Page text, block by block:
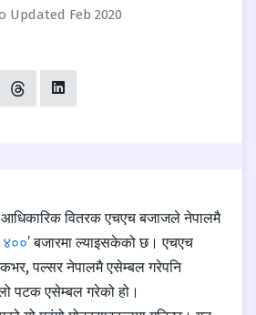
Updated Feb 2020
आधिकारिक वितरक एचएच बजाजले नेपालमै
४००’ बजारमा ल्याइसकेको छ।एचएच
पल्सर नेपालमै एसेम्बल गरेपनि
पटक एसेम्बल गरेको हो।